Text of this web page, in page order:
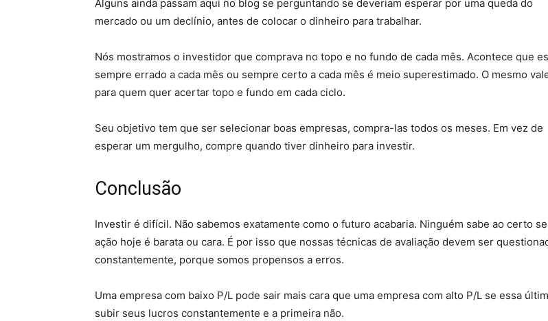
Alguns ainda passam aqui no blog se perguntando se deveriam esperar por uma queda do
mercado ou um declínio, antes de colocar o dinheiro para trabalhar.
Nós mostramos o investidor que comprava no topo e no fundo de cada mês. Acontece que
sempre errado a cada mês ou sempre certo a cada mês é meio superestimado. O mesmo
para quem quer acertar topo e fundo em cada ciclo.
Seu objetivo tem que ser selecionar boas empresas, compra-las todos os meses. Em vez de
esperar um mergulho, compre quando tiver dinheiro para investir.
Conclusão
Investir é difícil. Não sabemos exatamente como o futuro acabaria. Ninguém sabe ao certo
ação hoje é barata ou cara. É por isso que nossas técnicas de avaliação devem ser
constantemente, porque somos propensos a erros.
Uma empresa com baixo P/L pode sair mais cara que uma empresa com alto P/L se essa
subir seus lucros constantemente e a primeira não.